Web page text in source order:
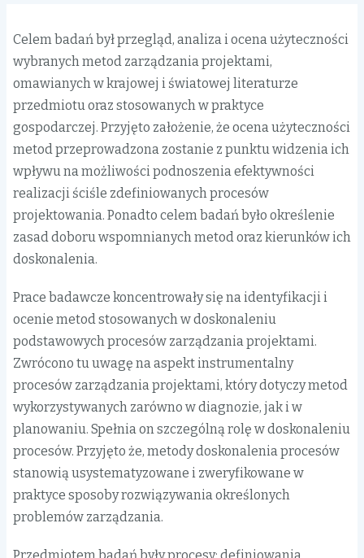
Celem badań był przegląd, analiza i ocena użyteczności
wybranych metod zarządzania projektami,
omawianych w krajowej i światowej literaturze
przedmiotu oraz stosowanych w praktyce
gospodarczej. Przyjęto założenie, że ocena użyteczności
metod przeprowadzona zostanie z punktu widzenia ich
wpływu na możliwości podnoszenia efektywności
realizacji ściśle zdefiniowanych procesów
projektowania. Ponadto celem badań było określenie
zasad doboru wspomnianych metod oraz kierunków ich
doskonalenia.
Prace badawcze koncentrowały się na identyfikacji i
ocenie metod stosowanych w doskonaleniu
podstawowych procesów zarządzania projektami.
Zwrócono tu uwagę na aspekt instrumentalny
procesów zarządzania projektami, który dotyczy metod
wykorzystywanych zarówno w diagnozie, jak i w
planowaniu. Spełnia on szczególną rolę w doskonaleniu
procesów. Przyjęto że, metody doskonalenia procesów
stanowią usystematyzowane i zweryfikowane w
praktyce sposoby rozwiązywania określonych
problemów zarządzania.